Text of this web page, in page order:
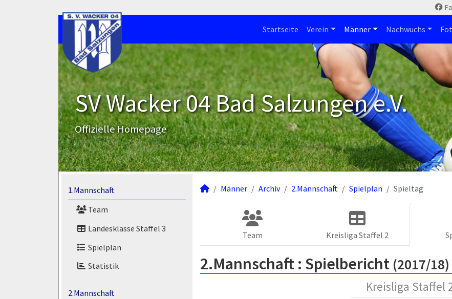
Startseite Verein Männer Nachwuchs
SV Wacker 04 Bad Salzungen e.V.
Offizielle Homepage
1.Mannschaft
Team
Landesklasse Staffel 3
Spielplan
Statistik
2.Mannschaft
Männer Archiv 2.Mannschaft Spielplan Spieltag
Team Kreisliga Staffel 2
2.Mannschaft : Spielbericht (2017/18)
Kreisliga Staffel